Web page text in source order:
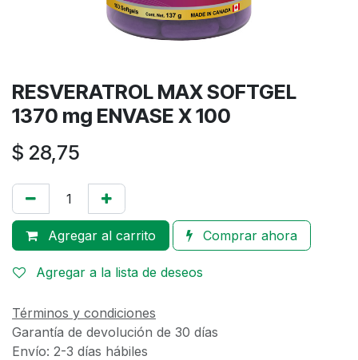
RESVERATROL MAX SOFTGEL
1370 mg ENVASE X 100
$ 28,75
Agregar al carrito Comprar ahora
Agregar a la lista de deseos
Términos y condiciones
Garantía de devolución de 30 días
Envío: 2-3 días hábiles